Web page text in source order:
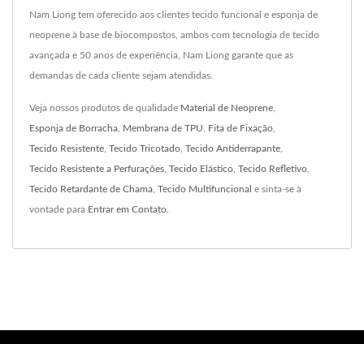
Nam Liong tem oferecido aos clientes tecido funcional e esponja de
neoprene à base de biocompostos, ambos com tecnologia de tecido
avançada e 50 anos de experiência, Nam Liong garante que as
demandas de cada cliente sejam atendidas.
Veja nossos produtos de qualidade Material de Neoprene
Esponja de Borracha Membrana de TPU Fita de Fixação
Tecido Resistente Tecido Tricotado Tecido Antiderrapante
Tecido Resistente a Perfurações Tecido Elástico Tecido Refletivo
Tecido Retardante de Chama Tecido Multifuncional e sinta-se à
vontade para Entrar em Contato